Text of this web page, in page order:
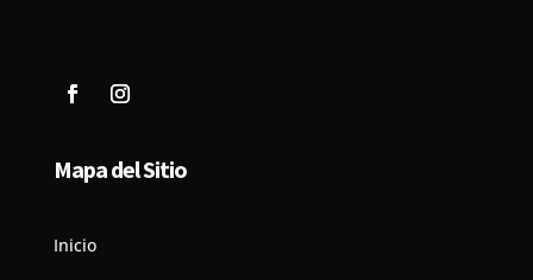
Mapa del Sitio
Inicio